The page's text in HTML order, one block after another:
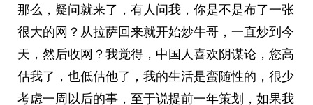
那么，疑问就来了，有人问我，你是不是布了一张
很大的网？从拉萨回来就开始炒牛哥，一直炒到今
天，然后收网？我觉得，中国人喜欢阴谋论，您高
估我了，也低估他了，我的生活是蛮随性的，很少
考虑一周以后的事，至于说提前一年策划，如果我